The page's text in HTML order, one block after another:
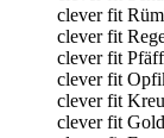
clever fit
clever fit
clever fit
clever fit
clever fit
clever fit